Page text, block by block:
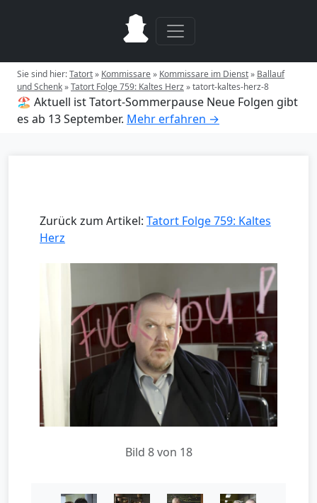
Sie sind hier:Tatort» Kommissare» Kommissare im Dienst» Ballauf
und Schenk»Tatort Folge 759: Kaltes Herz»tatort-kaltes-herz-8
🏖️ Aktuell ist Tatort-Sommerpause Neue Folgen gibt
es ab 13 September. Mehr erfahren →
Zurück zum Artikel: Tatort Folge 759: Kaltes
Herz
Bild 8 von 18